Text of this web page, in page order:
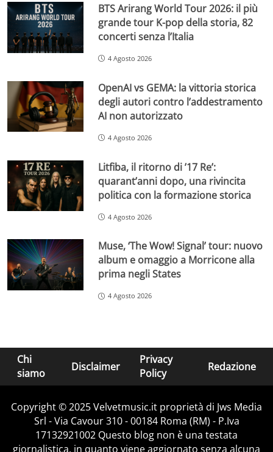
BTS Arirang World Tour 2026: il più
grande tour K-pop della storia, 82
concerti senza l’Italia
4 Agosto 2026
OpenAI vs GEMA: la vittoria storica
degli autori contro l’addestramento
AI non autorizzato
4 Agosto 2026
Litfiba, il ritorno di ’17 Re’:
quarant’anni dopo, una rivincita
politica con la formazione storica
4 Agosto 2026
Muse, ‘The Wow! Signal’ tour: nuovo
album e omaggio a Morricone alla
prima negli States
4 Agosto 2026
Chi
siamo
Disclaimer
Privacy
Policy
Redazione
Copyright © 2025 Velvetmusic.it proprietà di Jws Media
Srl - Via Cavour 310 - 00184 Roma (RM) - P.Iva
17132921002 Questo blog non è una testata
giornalistica, in quanto viene aggiornato senza alcuna